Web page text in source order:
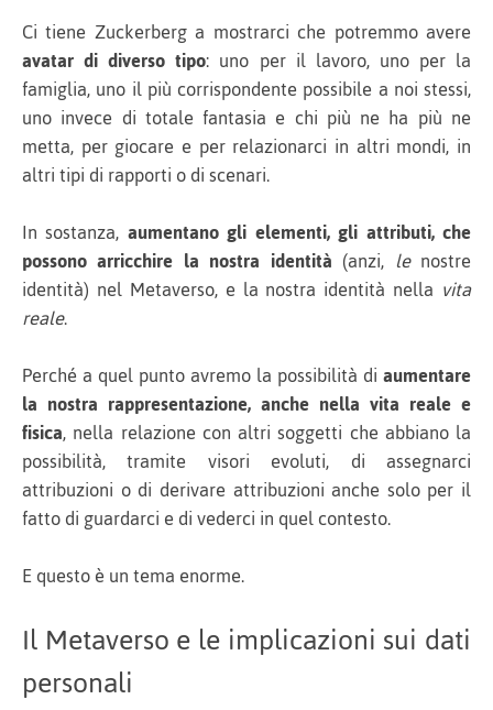
Ci tiene Zuckerberg a mostrarci che potremmo avere
avatar di diverso tipo: uno per il lavoro, uno per la
famiglia, uno il più corrispondente possibile a noi stessi,
uno invece di totale fantasia e chi più ne ha più ne
metta, per giocare e per relazionarci in altri mondi, in
altri tipi di rapporti o di scenari.
In sostanza, aumentano gli elementi, gli attributi, che
possono arricchire la nostra identità (anzi, lenostre
identità) nel Metaverso, e la nostra identità nella vita
reale.
Perché a quel punto avremo la possibilità diaumentare
la nostra rappresentazione, anche nella vita reale e
fisica, nella relazione con altri soggetti che abbiano la
possibilità, tramite visori evoluti, di assegnarci
attribuzioni o di derivare attribuzioni anche solo per il
fatto di guardarci e di vederci in quel contesto.
E questo è un tema enorme.
Il Metaverso e le implicazioni sui dati
personali